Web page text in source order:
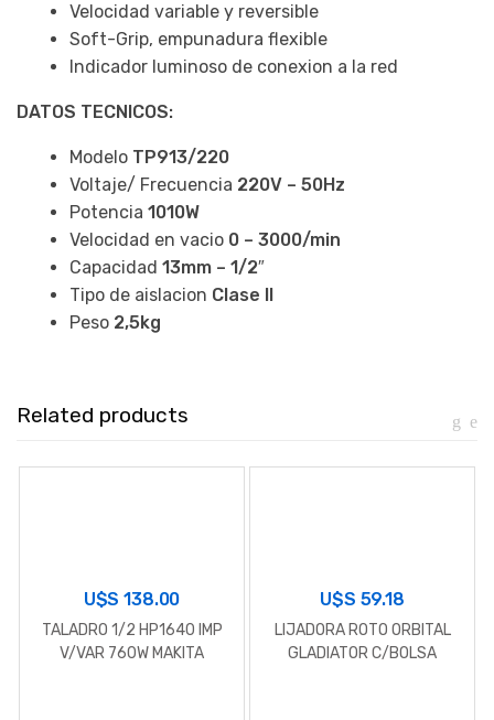
Velocidad variable y reversible
Soft-Grip, empunadura flexible
Indicador luminoso de conexion a la red
DATOS TECNICOS:
Modelo TP913/220
Voltaje/ Frecuencia 220V – 50Hz
Potencia 1010W
Velocidad en vacio 0 – 3000/min
Capacidad 13mm – 1/2″
Tipo de aislacion Clase II
Peso 2,5kg
Related products
U$S138.00
TALADRO 1/2 HP1640 IMP
V/VAR 760W MAKITA
U$S 59.18
LIJADORA ROTO ORBITAL
GLADIATOR C/BOLSA